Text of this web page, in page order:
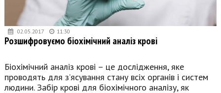
02.05.2017 11:30
Розшифровуємо біохімічний аналіз крові
Біохімічний аналіз крові – це дослідження, яке
проводять для з’ясування стану всіх органів і систем
людини. Забір крові для біохімічного аналізу, як